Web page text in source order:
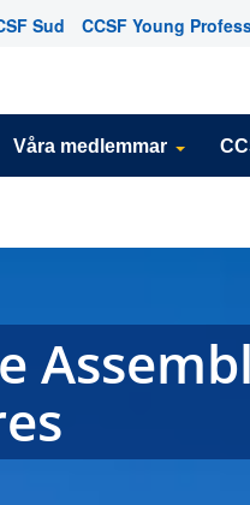
Sud CCSF Young
Våra medlemmar